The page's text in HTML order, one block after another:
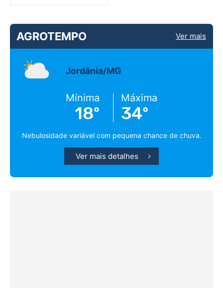
AGROTEMPO Ver mais
Jordânia/MG
Mínima
18º
Máxima
34º
Nebulosidade variável com pequena chance de chuva.
Ver mais detalhes